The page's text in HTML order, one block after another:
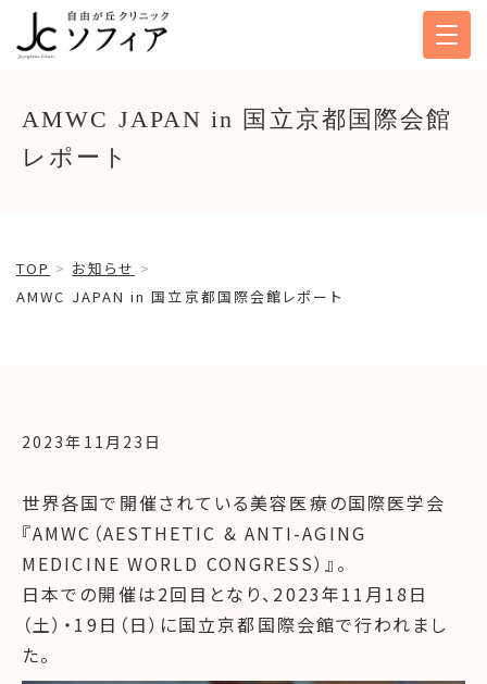
AMWC JAPAN in 国立京都国際会館
レポート
TOP
お知らせ
AMWC JAPAN in 国立京都国際会館レポート
2023年11月23日
世界各国で開催されている美容医療の国際医学会
『AMWC（AESTHETIC & ANTI-AGING
MEDICINE WORLD CONGRESS）』。
日本での開催は2回目となり、2023年11月18日
（土）・19日（日）に国立京都国際会館で行われまし
た。